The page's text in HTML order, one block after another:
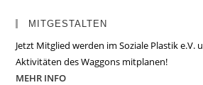
MITGESTALTEN
Jetzt Mitglied werden im Soziale Plastik e.V.
Aktivitäten des Waggons mitplanen!
MEHR INFO